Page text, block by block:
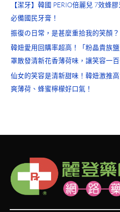
【潔牙】韓國 PERIO倍麗兒 7效蜂
必備國民牙膏！
振復の日常，是甚麼重拾我的笑顏？
韓妞愛用回購率超高！「粉晶貴族
罩散發清新花香薄荷味，讓笑容一
仙女的笑容是清新甜味！韓妞激推
爽薄荷、蜂蜜檸檬好口氣！